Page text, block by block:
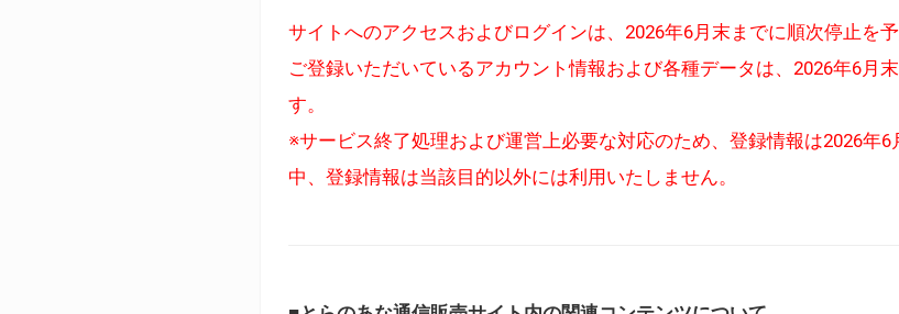
サイトへのアクセスおよびログインは、2026年6月末までに順次停止を予
ご登録いただいているアカウント情報および各種データは、2026年6月
す。
※サービス終了処理および運営上必要な対応のため、登録情報は2026年
中、登録情報は当該目的以外には利用いたしません。